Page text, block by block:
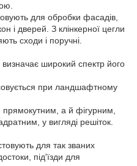
для обробки фасадів,
і дверей. З клінкерної цегли
сходи і поручні.
визначає широкий спектр його
при ландшафтному
прямокутним, а й фігурним,
у вигляді решіток.
для так званих
під'їзди для